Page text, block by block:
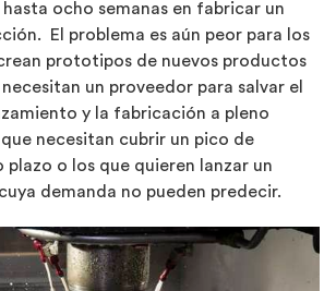
ocho semanas en fabricar un
El problema es aún peor para los
prototipos de nuevos productos
un proveedor para salvar el
y la fabricación a pleno
necesitan cubrir un pico de
o los que quieren lanzar un
demanda no pueden predecir.